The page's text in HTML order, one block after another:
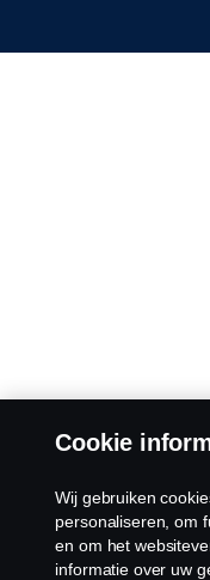
Cookie
Wij gebruiken
personaliseren, om
en om het
informatie over uw